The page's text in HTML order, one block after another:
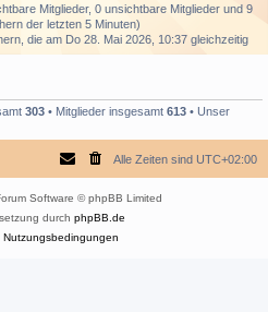
Mitglieder, 0 unsichtbare Mitglieder und 9
der letzten 5 Minuten)
die am Do 28. Mai 2026, 10:37 gleichzeitig
303 • Mitglieder insgesamt 613 • Unser
Alle Zeiten sind UTC+02:00
Software © phpBB Limited
durch phpBB.de
Nutzungsbedingungen